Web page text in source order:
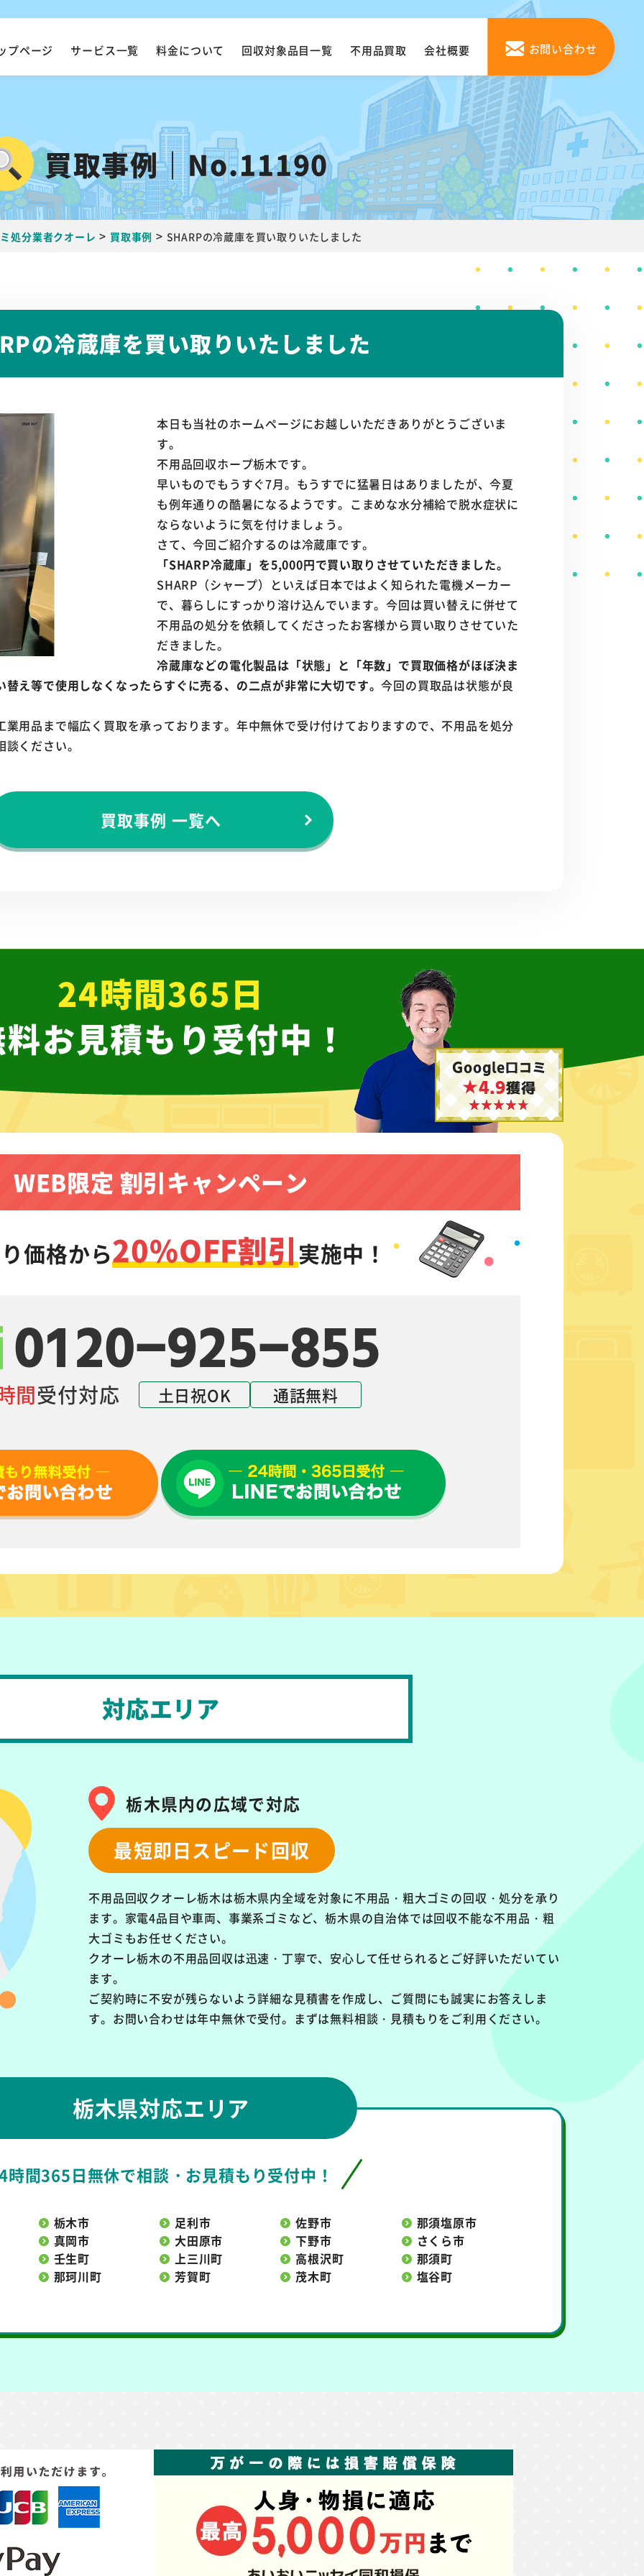
プページ サービス一覧 料金について 回収対象品目一覧 不用品買取 会社概要 お問い合わせ
買取事例｜No.11190
処分業者クオーレ > 買取事例 > SHARPの冷蔵庫を買い取りいたしました
の冷蔵庫を買い取りいたしました
本日も当社のホームページにお越しいただきありがとうございま
す。
不用品回収ホープ栃木です。
早いものでもうすぐ7月。もうすでに猛暑日はありましたが、今夏
も例年通りの酷暑になるようです。こまめな水分補給で脱水症状に
ならないように気を付けましょう。
さて、今回ご紹介するのは冷蔵庫です。
「SHARP冷蔵庫」を5,000円で買い取りさせていただきました。
SHARP（シャープ）といえば日本ではよく知られた電機メーカー
で、暮らしにすっかり溶け込んでいます。今回は買い替えに併せて
不用品の処分を依頼してくださったお客様から買い取りさせていた
だきました。
冷蔵庫などの電化製品は「状態」と「年数」で買取価格がほぼ決ま
え等で使用しなくなったらすぐに売る、の二点が非常に大切です。今回の買取品は状態が良
用品まで幅広く買取を承っております。年中無休で受け付けておりますので、不用品を処分
ください。
買取事例 一覧へ
24時間365日
お見積もり受付中！
Google口コミ
★4.9獲得
WEB限定 割引キャンペーン
価格から20%OFF割引実施中！
0120-925-855
間受付対応 土日祝OK 通話無料
対応エリア
栃木県内の広域で対応
最短即日スピード回収
不用品回収クオーレ栃木は栃木県内全域を対象に不用品・粗大ゴミの回収・処分を承り
ます。 家電4品目や車両、事業系ゴミなど、栃木県の自治体では回収不能な不用品・粗
大ゴミもお任せください。
クオーレ栃木の不用品回収は迅速・丁寧で、安心して任せられるとご好評いただいてい
ます。
ご契約時に不安が残らないよう詳細な見積書を作成し、ご質問にも誠実にお答えしま
す。お問い合わせは年中無休で受付。まずは無料相談・見積もりをご利用ください。
栃木県対応エリア
時間365日無休で相談・お見積もり受付中！
栃木市 足利市 佐野市
那須塩原市
真岡市
大田原市 下野市
さくら市
壬生町
上三川町 高根沢町
那須町
那珂川町
芳賀町 茂木町 塩谷町